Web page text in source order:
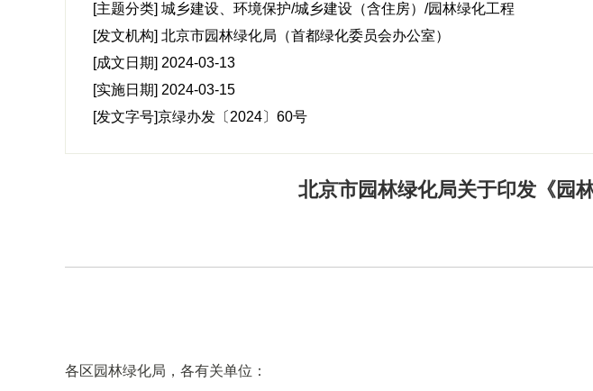
[主题分类] 城乡建设、环境保护/城乡建设（含住房）/园林绿化工程
[发文机构] 北京市园林绿化局（首都绿化委员会办公室）
[成文日期] 2024-03-13
[实施日期] 2024-03-15
[发文字号]京绿办发〔2024〕60号
北京市园林绿化局关于印发《园
各区园林绿化局，各有关单位：